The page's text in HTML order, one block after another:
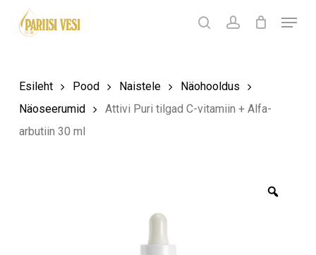
Products
search
searchaccount
Menu
Ostukorv
Esileht Pood Naistele
Näohooldus
Näoseerumid
Attivi Puri tilgad C-vitamiin + Alfa-
arbutiin 30 ml